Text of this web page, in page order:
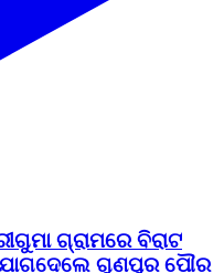
ଗ୍ରାମରେ ବିରାଟ
ଗୁଣପୁର ପୌର